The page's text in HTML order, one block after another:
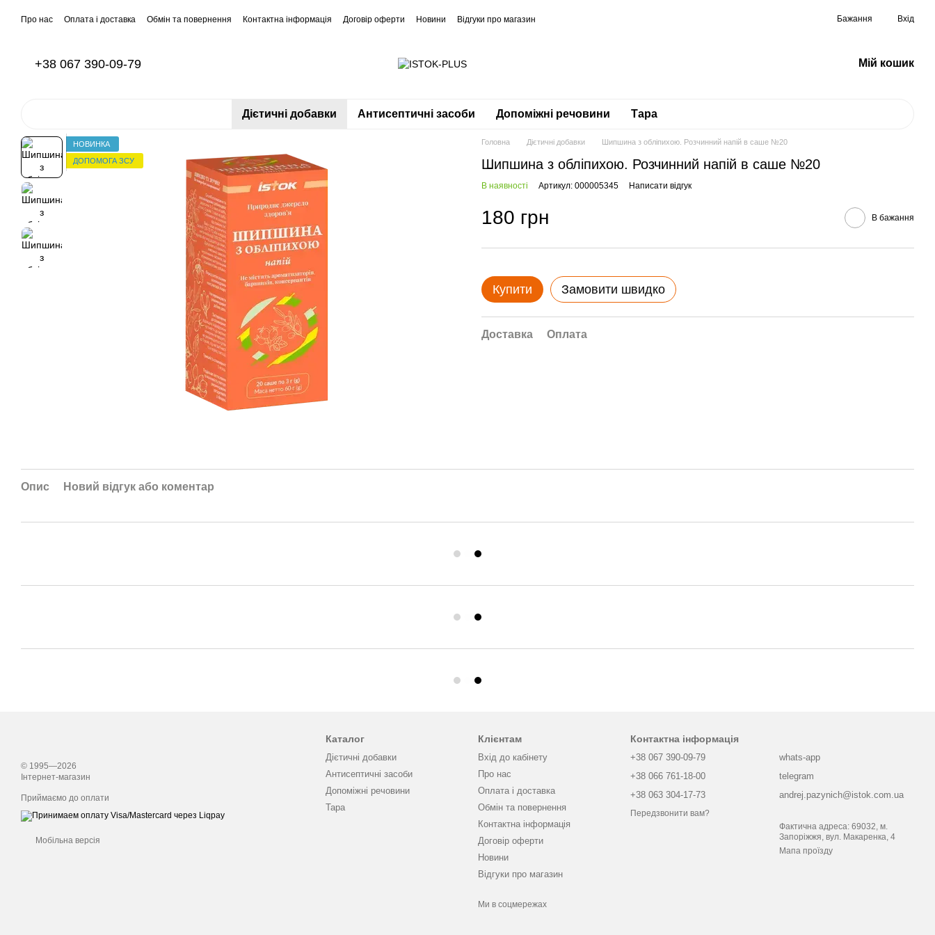
Про нас Оплата і доставка Обмін та повернення Контактна інформація Договір оферти Новини Відгуки про магазин Бажання Вхід
+38 067 390-09-79 Мій кошик
Дієтичні добавки Антисептичні засоби Допоміжні речовини Тара
НОВИНКА
ДОПОМОГА ЗСУ
Головна Дієтичні добавки Шипшина з обліпихою. Розчинний напій в саше №20
Шипшина з обліпихою. Розчинний напій в саше №20
В наявності Артикул: 000005345 Написати відгук
180 грн В бажання
Купити Замовити швидко
Доставка Оплата
Опис Новий відгук або коментар
© 1995—2026
Інтернет-магазин
Приймаємо до оплати
Мобільна версія
Каталог
Дієтичні добавки
Антисептичні засоби
Допоміжні речовини
Тара
Клієнтам
Вхід до кабінету
Про нас
Оплата і доставка
Обмін та повернення
Контактна інформація
Договір оферти
Новини
Відгуки про магазин
Ми в соцмережах
Контактна інформація
+38 067 390-09-79
+38 066 761-18-00
+38 063 304-17-73
Передзвонити вам?
whats-app
telegram
andrej.pazynich@istok.com.ua
Фактична адреса: 69032, м.
Запоріжжя, вул. Макаренка, 4
Мапа проїзду